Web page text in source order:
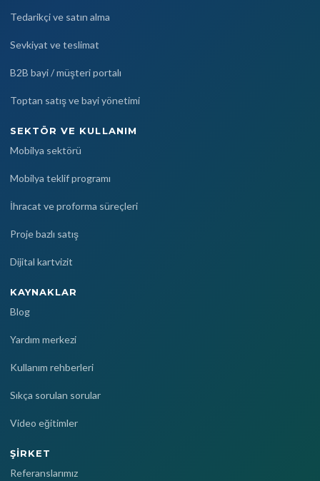
Tedarikçi ve satın alma
Sevkiyat ve teslimat
B2B bayi / müşteri portalı
Toptan satış ve bayi yönetimi
SEKTÖR VE KULLANIM
Mobilya sektörü
Mobilya teklif programı
İhracat ve proforma süreçleri
Proje bazlı satış
Dijital kartvizit
KAYNAKLAR
Blog
Yardım merkezi
Kullanım rehberleri
Sıkça sorulan sorular
Video eğitimler
ŞIRKET
Referanslarımız